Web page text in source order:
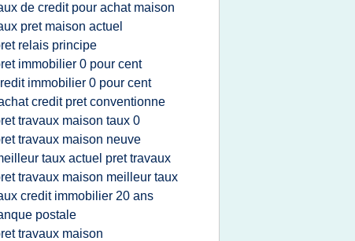
de credit pour achat maison
pret maison actuel
relais principe
immobilier 0 pour cent
immobilier 0 pour cent
credit pret conventionne
travaux maison taux 0
travaux maison neuve
taux actuel pret travaux
travaux maison meilleur taux
credit immobilier 20 ans
postale
travaux maison